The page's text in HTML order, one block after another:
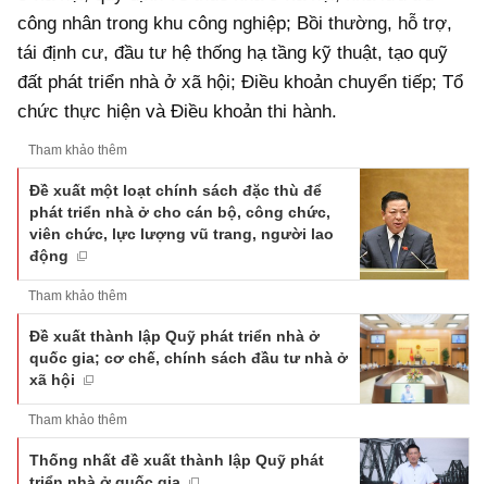
công nhân trong khu công nghiệp; Bồi thường, hỗ trợ,
tái định cư, đầu tư hệ thống hạ tầng kỹ thuật, tạo quỹ
đất phát triển nhà ở xã hội; Điều khoản chuyển tiếp; Tổ
chức thực hiện và Điều khoản thi hành.
Tham khảo thêm
Đề xuất một loạt chính sách đặc thù để
phát triển nhà ở cho cán bộ, công chức,
viên chức, lực lượng vũ trang, người lao
động
Tham khảo thêm
Đề xuất thành lập Quỹ phát triển nhà ở
quốc gia; cơ chế, chính sách đầu tư nhà ở
xã hội
Tham khảo thêm
Thống nhất đề xuất thành lập Quỹ phát